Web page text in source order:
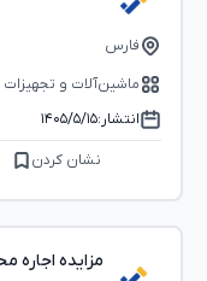
فارس
ماشین‌آلات و
انتشار:۱۴۰۵/۵/۱۵
نشان کردن
مزایده اجاره